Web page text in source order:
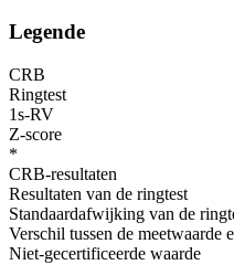
Legende
CRB
Ringtest
1s-RV
Z-score
*
CRB-resultaten
Resultaten van de ringtest
Standaardafwijking van de
Verschil tussen de meetwaarde
Niet-gecertificeerde waarde